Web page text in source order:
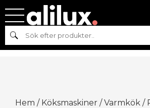
Sök
Hem / Köksmaskiner /Varmkök /